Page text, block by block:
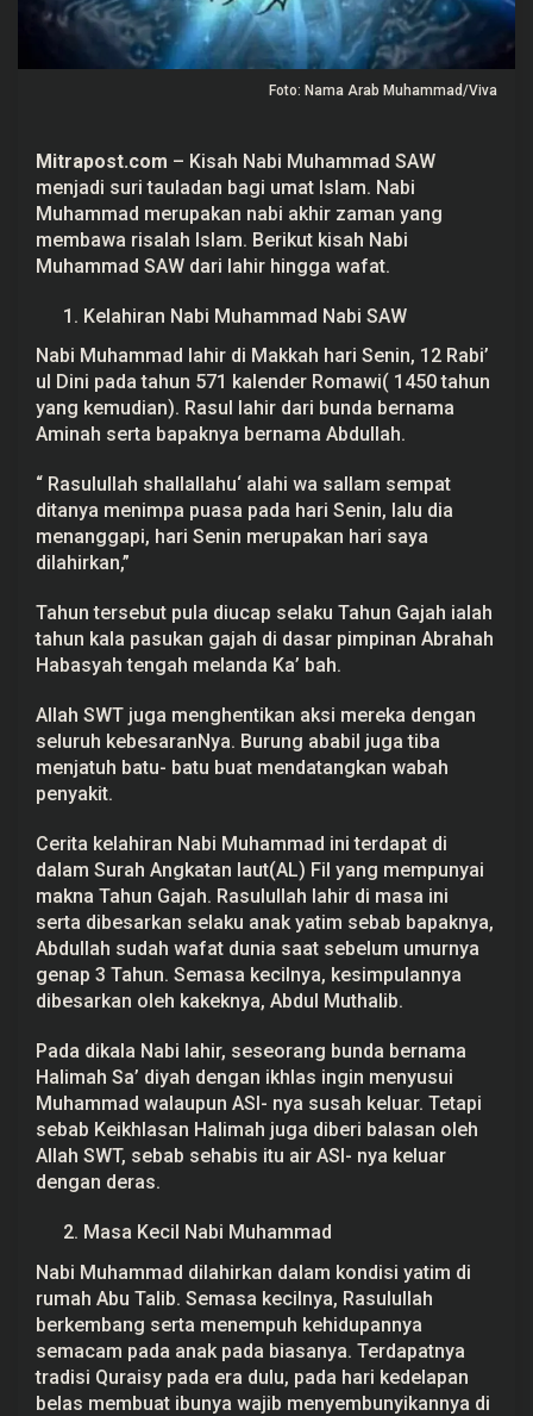
h
r
Z
a
Foto: Nama Arab Muhammad/Viva
Mitrapost.com – Kisah Nabi Muhammad SAW
menjadi suri tauladan bagi umat Islam. Nabi
Muhammad merupakan nabi akhir zaman yang
membawa risalah Islam. Berikut kisah Nabi
Muhammad SAW dari lahir hingga wafat.
Kelahiran Nabi Muhammad Nabi SAW
Nabi Muhammad lahir di Makkah hari Senin, 12 Rabi’
ul Dini pada tahun 571 kalender Romawi( 1450 tahun
yang kemudian). Rasul lahir dari bunda bernama
Aminah serta bapaknya bernama Abdullah.
“ Rasulullah shallallahu‘ alahi wa sallam sempat
ditanya menimpa puasa pada hari Senin, lalu dia
menanggapi, hari Senin merupakan hari saya
dilahirkan,”
Tahun tersebut pula diucap selaku Tahun Gajah ialah
tahun kala pasukan gajah di dasar pimpinan Abrahah
Habasyah tengah melanda Ka’ bah.
Allah SWT juga menghentikan aksi mereka dengan
seluruh kebesaranNya. Burung ababil juga tiba
menjatuh batu- batu buat mendatangkan wabah
penyakit.
Cerita kelahiran Nabi Muhammad ini terdapat di
dalam Surah Angkatan laut(AL) Fil yang mempunyai
makna Tahun Gajah. Rasulullah lahir di masa ini
serta dibesarkan selaku anak yatim sebab bapaknya,
Abdullah sudah wafat dunia saat sebelum umurnya
genap 3 Tahun. Semasa kecilnya, kesimpulannya
dibesarkan oleh kakeknya, Abdul Muthalib.
Pada dikala Nabi lahir, seseorang bunda bernama
Halimah Sa’ diyah dengan ikhlas ingin menyusui
Muhammad walaupun ASI- nya susah keluar. Tetapi
sebab Keikhlasan Halimah juga diberi balasan oleh
Allah SWT, sebab sehabis itu air ASI- nya keluar
dengan deras.
Masa Kecil Nabi Muhammad
Nabi Muhammad dilahirkan dalam kondisi yatim di
rumah Abu Talib. Semasa kecilnya, Rasulullah
berkembang serta menempuh kehidupannya
semacam pada anak pada biasanya. Terdapatnya
tradisi Quraisy pada era dulu, pada hari kedelapan
belas membuat ibunya wajib menyembunyikannya di